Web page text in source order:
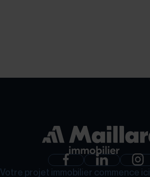
Votre projet immobilier commence ici